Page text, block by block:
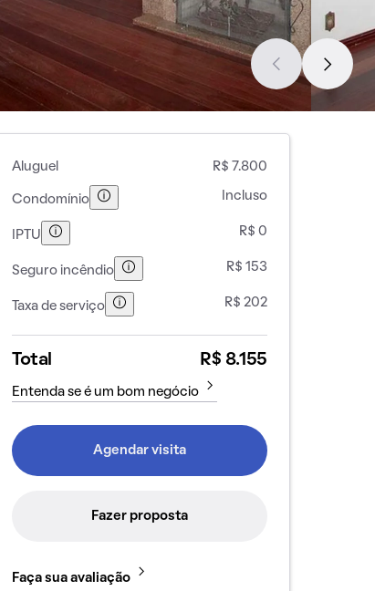
Aluguel R$ 7.800
Condomínio Incluso
IPTU R$ 0
Seguro incêndio R$ 153
Taxa de serviço R$ 202
Total R$ 8.155
Entenda se é um bom negócio
Agendar visita
Fazer proposta
Faça sua avaliação